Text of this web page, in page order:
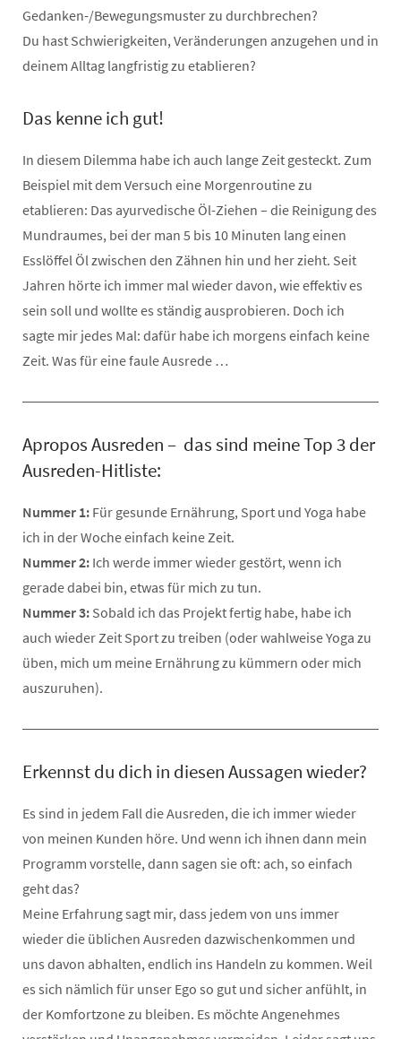
Gedanken-/Bewegungsmuster zu durchbrechen?
Du hast Schwierigkeiten, Veränderungen anzugehen und in
deinem Alltag langfristig zu etablieren?
Das kenne ich gut!
In diesem Dilemma habe ich auch lange Zeit gesteckt. Zum
Beispiel mit dem Versuch eine Morgenroutine zu
etablieren: Das ayurvedische Öl-Ziehen – die Reinigung des
Mundraumes, bei der man 5 bis 10 Minuten lang einen
Esslöffel Öl zwischen den Zähnen hin und her zieht. Seit
Jahren hörte ich immer mal wieder davon, wie effektiv es
sein soll und wollte es ständig ausprobieren. Doch ich
sagte mir jedes Mal: dafür habe ich morgens einfach keine
Zeit. Was für eine faule Ausrede …
Apropos Ausreden – das sind meine Top 3 der
Ausreden-Hitliste:
Nummer 1: Für gesunde Ernährung, Sport und Yoga habe
ich in der Woche einfach keine Zeit.
Nummer 2: Ich werde immer wieder gestört, wenn ich
gerade dabei bin, etwas für mich zu tun.
Nummer 3: Sobald ich das Projekt fertig habe, habe ich
auch wieder Zeit Sport zu treiben (oder wahlweise Yoga zu
üben, mich um meine Ernährung zu kümmern oder mich
auszuruhen).
Erkennst du dich in diesen Aussagen wieder?
Es sind in jedem Fall die Ausreden, die ich immer wieder
von meinen Kunden höre. Und wenn ich ihnen dann mein
Programm vorstelle, dann sagen sie oft: ach, so einfach
geht das?
Meine Erfahrung sagt mir, dass jedem von uns immer
wieder die üblichen Ausreden dazwischenkommen und
uns davon abhalten, endlich ins Handeln zu kommen. Weil
es sich nämlich für unser Ego so gut und sicher anfühlt, in
der Komfortzone zu bleiben. Es möchte Angenehmes